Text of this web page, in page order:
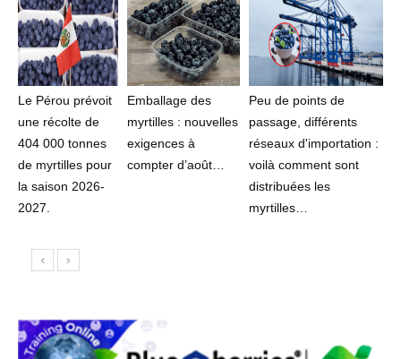
Le Pérou prévoit
une récolte de
404 000 tonnes
de myrtilles pour
la saison 2026-
2027.
Emballage des
myrtilles : nouvelles
exigences à
compter d’août…
Peu de points de
passage, différents
réseaux d'importation :
voilà comment sont
distribuées les
myrtilles…